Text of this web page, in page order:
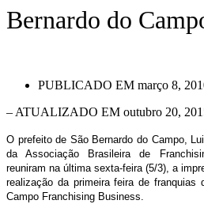
Bernardo do
PUBLICADO EM março 8,
– ATUALIZADO EM outubro 20,
O prefeito de São Bernardo do Campo,
da Associação Brasileira de
reuniram na última sexta-feira (5/3), a
realização da primeira feira de franquias
Campo Franchising Business.